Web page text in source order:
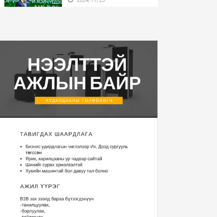
тунхагласны баярыг ...
2024/11/25
Монгол Улсын Ерөнхийлөгч
У.Хүрэлсүх БНӨС...
2024/11/22
Монгол Улсын Ерөнхийлөгч
2025 оны Төсвий...
2024/11/20
2024/11/13